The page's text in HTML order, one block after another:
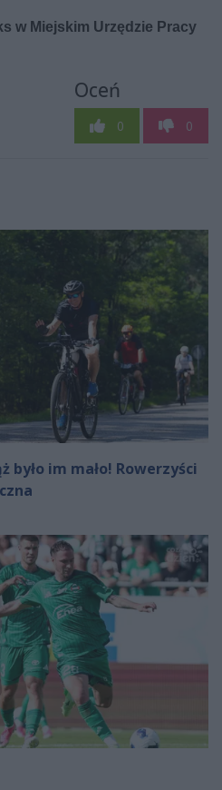
Oceń
0 0
było im mało! Rowerzyści